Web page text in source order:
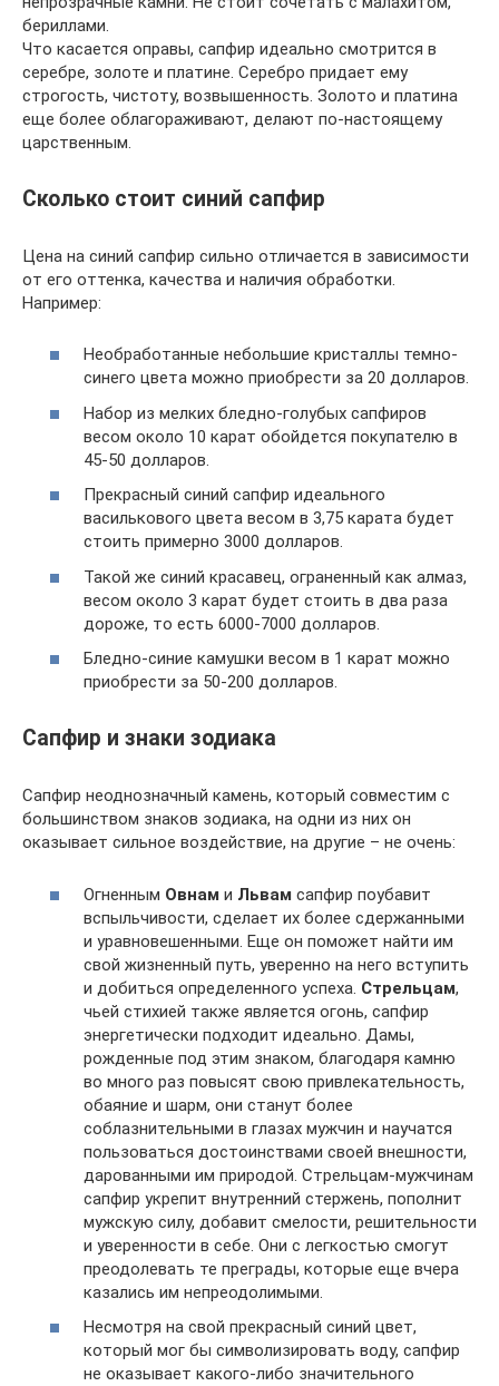
бериллами.
Что касается оправы, сапфир идеально смотрится в
серебре, золоте и платине. Серебро придает ему
строгость, чистоту, возвышенность. Золото и платина
еще более облагораживают, делают по-настоящему
царственным.
Сколько стоит синий сапфир
Цена на синий сапфир сильно отличается в зависимости
от его оттенка, качества и наличия обработки.
Например:
Необработанные небольшие кристаллы темно-
синего цвета можно приобрести за 20 долларов.
Набор из мелких бледно-голубых сапфиров
весом около 10 карат обойдется покупателю в
45-50 долларов.
Прекрасный синий сапфир идеального
василькового цвета весом в 3,75 карата будет
стоить примерно 3000 долларов.
Такой же синий красавец, ограненный как алмаз,
весом около 3 карат будет стоить в два раза
дороже, то есть 6000-7000 долларов.
Бледно-синие камушки весом в 1 карат можно
приобрести за 50-200 долларов.
Сапфир и знаки зодиака
Сапфир неоднозначный камень, который совместим с
большинством знаков зодиака, на одни из них он
оказывает сильное воздействие, на другие – не очень:
Огненным Овнам и Львам сапфир поубавит
вспыльчивости, сделает их более сдержанными
и уравновешенными. Еще он поможет найти им
свой жизненный путь, уверенно на него вступить
и добиться определенного успеха. Стрельцам,
чьей стихией также является огонь, сапфир
энергетически подходит идеально. Дамы,
рожденные под этим знаком, благодаря камню
во много раз повысят свою привлекательность,
обаяние и шарм, они станут более
соблазнительными в глазах мужчин и научатся
пользоваться достоинствами своей внешности,
дарованными им природой. Стрельцам-мужчинам
сапфир укрепит внутренний стержень, пополнит
мужскую силу, добавит смелости, решительности
и уверенности в себе. Они с легкостью смогут
преодолевать те преграды, которые еще вчера
казались им непреодолимыми.
Несмотря на свой прекрасный синий цвет,
который мог бы символизировать воду, сапфир
не оказывает какого-либо значительного